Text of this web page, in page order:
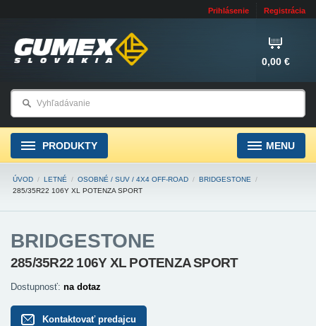
Prihlásenie Registrácia
0,00 €
PRODUKTY MENU
ÚVOD / LETNÉ / OSOBNÉ / SUV / 4X4 OFF-ROAD / BRIDGESTONE
/
285/35R22 106Y XL POTENZA SPORT
BRIDGESTONE
285/35R22 106Y XL POTENZA SPORT
Dostupnosť: na dotaz
Kontaktovať predajcu